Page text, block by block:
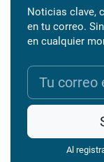
Noticias clave,
en tu correo.
en cualquier
Al